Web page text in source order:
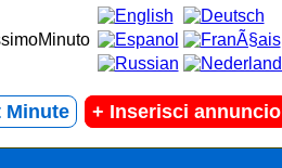
Minute + Inserisci annuncio